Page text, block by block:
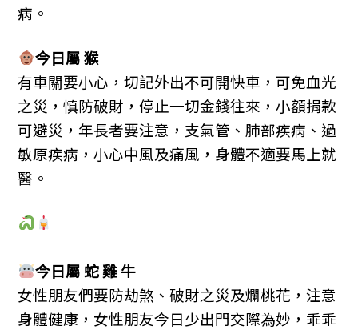
病。
今日屬 猴
有車關要小心，切記外出不可開快車，可免血光
之災，慎防破財，停止一切金錢往來，小額捐款
可避災，年長者要注意，支氣管、肺部疾病、過
敏原疾病，小心中風及痛風，身體不適要馬上就
醫。
今日屬 蛇 雞 牛
女性朋友們要防劫煞、破財之災及爛桃花，注意
身體健康，女性朋友今日少出門交際為妙，乖乖